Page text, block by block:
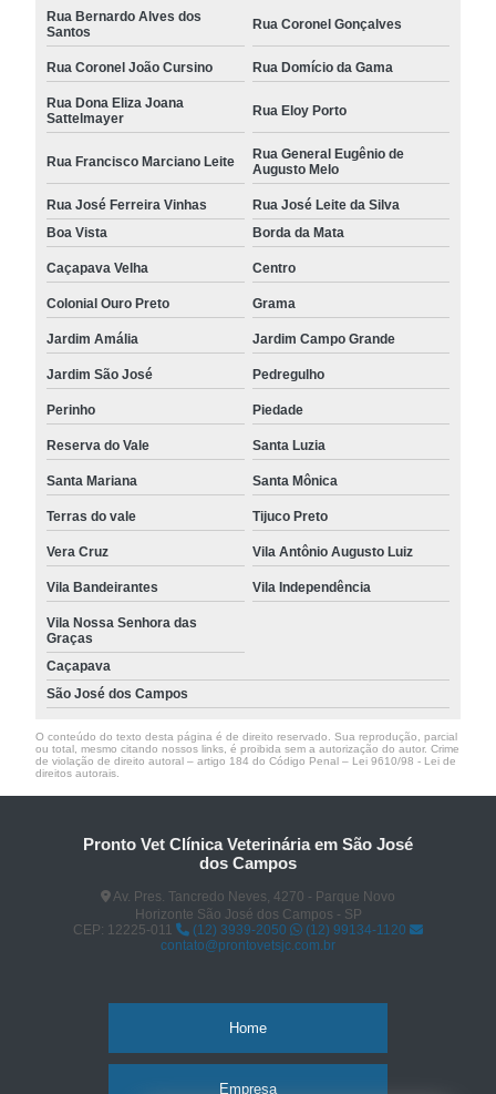
Rua Bernardo Alves dos
Santos
Rua Coronel Gonçalves
Rua Coronel João Cursino Rua Domício da Gama
Rua Dona Eliza Joana
Sattelmayer
Rua Eloy Porto
Rua Francisco Marciano Leite
Rua General Eugênio de
Augusto Melo
Rua José Ferreira Vinhas
Rua José Leite da Silva
Boa Vista
Borda da Mata
Caçapava Velha Centro
Colonial Ouro Preto Grama
Jardim Amália Jardim Campo Grande
Jardim São José Pedregulho
Perinho Piedade
Reserva do Vale Santa Luzia
Santa Mariana Santa Mônica
Terras do vale Tijuco Preto
Vera Cruz Vila Antônio Augusto Luiz
Vila Bandeirantes Vila Independência
Vila Nossa Senhora das
Graças
Caçapava
São José dos Campos
O conteúdo do texto desta página é de direito reservado. Sua reprodução, parcial
ou total, mesmo citando nossos links, é proibida sem a autorização do autor. Crime
de violação de direito autoral – artigo 184 do Código Penal – Lei 9610/98 - Lei de
direitos autorais
Pronto Vet Clínica Veterinária em São José
dos Campos
Av. Pres. Tancredo Neves, 4270 - Parque Novo
Horizonte São José dos Campos - SP
CEP: 12225-011
(12) 3939-2050
(12) 99134-1120
contato@prontovetsjc.com.br
Home
Empresa